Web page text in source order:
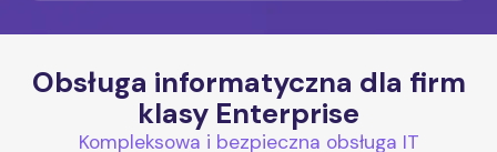
Obsługa informatyczna dla firm
klasy Enterprise
Kompleksowa i bezpieczna obsługa IT